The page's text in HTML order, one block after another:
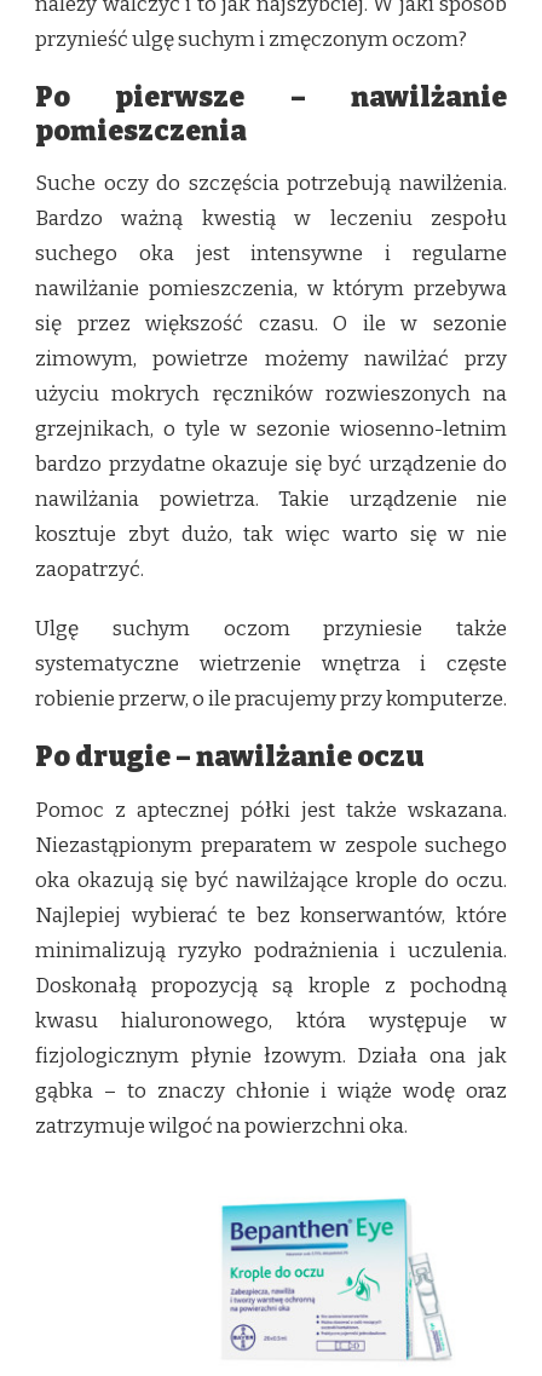
przynieść ulgę suchym i zmęczonym oczom?
Po pierwsze – nawilżanie
pomieszczenia
Suche oczy do szczęścia potrzebują nawilżenia.
Bardzo ważną kwestią w leczeniu zespołu
suchego oka jest intensywne i regularne
nawilżanie pomieszczenia, w którym przebywa
się przez większość czasu. O ile w sezonie
zimowym, powietrze możemy nawilżać przy
użyciu mokrych ręczników rozwieszonych na
grzejnikach, o tyle w sezonie wiosenno-letnim
bardzo przydatne okazuje się być urządzenie do
nawilżania powietrza. Takie urządzenie nie
kosztuje zbyt dużo, tak więc warto się w nie
zaopatrzyć.
Ulgę suchym oczom przyniesie także
systematyczne wietrzenie wnętrza i częste
robienie przerw, o ile pracujemy przy komputerze.
Po drugie – nawilżanie oczu
Pomoc z aptecznej półki jest także wskazana.
Niezastąpionym preparatem w zespole suchego
oka okazują się być nawilżające krople do oczu.
Najlepiej wybierać te bez konserwantów, które
minimalizują ryzyko podrażnienia i uczulenia.
Doskonałą propozycją są krople z pochodną
kwasu hialuronowego, która występuje w
fizjologicznym płynie łzowym. Działa ona jak
gąbka – to znaczy chłonie i wiąże wodę oraz
zatrzymuje wilgoć na powierzchni oka.